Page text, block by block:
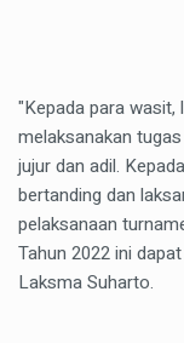
"Kepada para wasit,
melaksanakan
jujur dan adil.
bertanding dan
pelaksanaan
Tahun 2022 ini
Laksma Suharto.